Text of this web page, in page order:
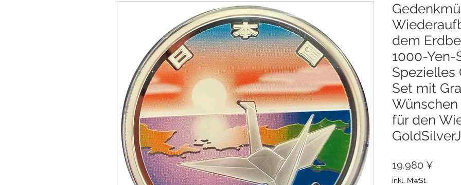
dem
1000-Yen-
Spezielles
Set mit
für den
19.980 ¥
inkl. MwSt.